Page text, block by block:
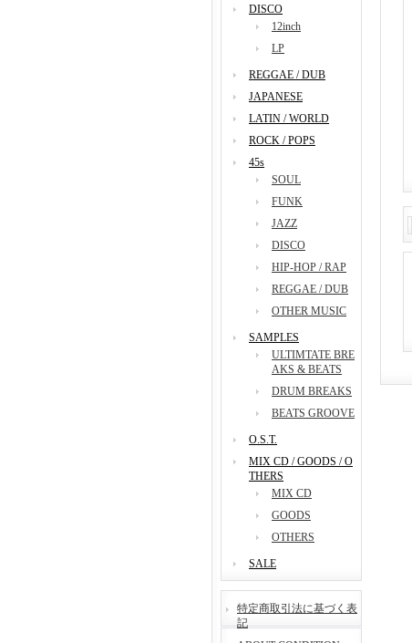
DISCO
12inch
LP
REGGAE / DUB
JAPANESE
LATIN / WORLD
ROCK / POPS
45s
SOUL
FUNK
JAZZ
DISCO
HIP-HOP / RAP
REGGAE / DUB
OTHER MUSIC
SAMPLES
ULTIMTATE BRE
AKS & BEATS
DRUM BREAKS
BEATS GROOVE
O.S.T.
MIX CD / GOODS / O
THERS
MIX CD
GOODS
OTHERS
SALE
特定商取引法に基づく表
記